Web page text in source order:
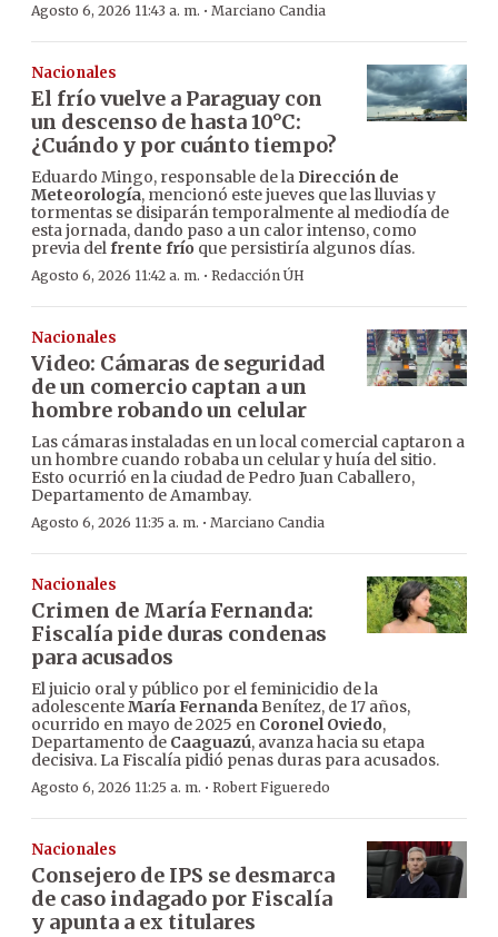
Agosto 6, 2026 11:43 a. m. · Marciano Candia
Nacionales
El frío vuelve a Paraguay con
un descenso de hasta 10°C:
¿Cuándo y por cuánto tiempo?
Eduardo Mingo, responsable de la Dirección de
Meteorología, mencionó este jueves que las lluvias y
tormentas se disiparán temporalmente al mediodía de
esta jornada, dando paso a un calor intenso, como
previa delfrente frío que persistiría algunos días.
Agosto 6, 2026 11:42 a. m. · Redacción ÚH
Nacionales
Video: Cámaras de seguridad
de un comercio captan a un
hombre robando un celular
Las cámaras instaladas en un local comercial captaron a
un hombre cuando robaba un celular y huía del sitio.
Esto ocurrió en la ciudad de Pedro Juan Caballero,
Departamento de Amambay.
Agosto 6, 2026 11:35 a. m. · Marciano Candia
Nacionales
Crimen de María Fernanda:
Fiscalía pide duras condenas
para acusados
El juicio oral y público por el feminicidio de la
adolescenteMaría FernandaBenítez, de 17 años,
ocurrido en mayo de 2025 en Coronel Oviedo,
Departamento de Caaguazú, avanza hacia su etapa
decisiva. La Fiscalía pidió penas duras para acusados.
Agosto 6, 2026 11:25 a. m. · Robert Figueredo
Nacionales
Consejero de IPS se desmarca
de caso indagado por Fiscalía
y apunta a ex titulares